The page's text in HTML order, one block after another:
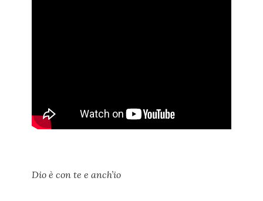
Dio è con te e anch’io